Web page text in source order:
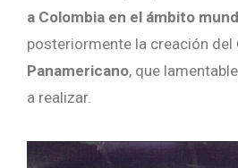
a Colombia en el ámbito
posteriormente la creación del
Panamericano, que
a realizar.